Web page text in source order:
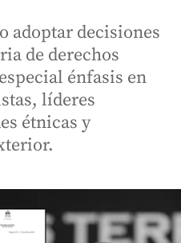
adoptar decisiones
de derechos
énfasis en
líderes
étnicas y